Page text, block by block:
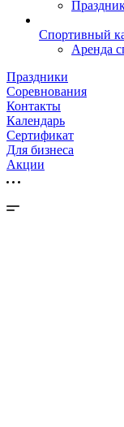
Спортивный
Аренда
Праздники
Соревнования
Контакты
Календарь
Сертификат
Для бизнеса
Акции